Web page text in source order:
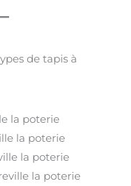
de tapis à
la poterie
la poterie
la poterie
la poterie